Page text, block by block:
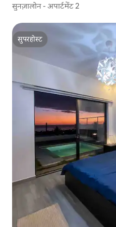
सुनज़ालोन - अपार्टमेंट 2
सुपरहोस्ट
सुपरहोस्ट